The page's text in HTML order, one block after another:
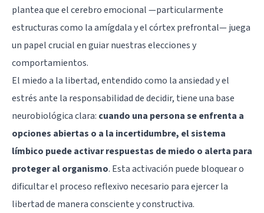
plantea que el cerebro emocional —particularmente
estructuras como la amígdala y el córtex prefrontal— juega
un papel crucial en guiar nuestras elecciones y
comportamientos.
El miedo a la libertad, entendido como la ansiedad y el
estrés ante la responsabilidad de decidir, tiene una base
neurobiológica clara: cuando una persona se enfrenta a
opciones abiertas o a la incertidumbre, el sistema
límbico puede activar respuestas de miedo o alerta para
proteger al organismo. Esta activación puede bloquear o
dificultar el proceso reflexivo necesario para ejercer la
libertad de manera consciente y constructiva.